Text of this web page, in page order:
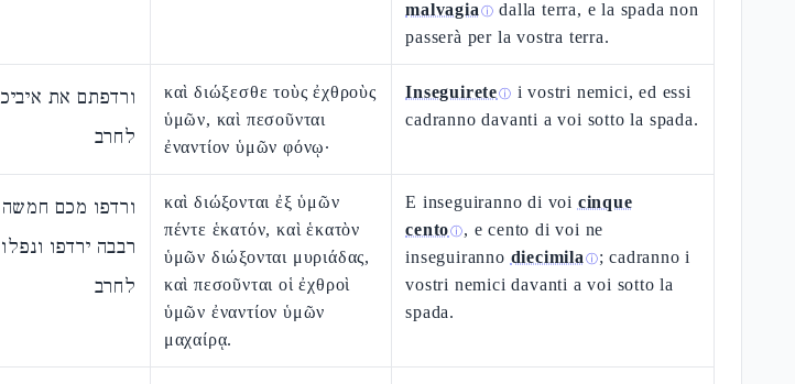
malvagia ⓘ dalla terra, e la spada non
passerà per la vostra terra.
ורדפתם את
לחרב
καὶ διώξεσθε τοὺς ἐχθροὺς
ὑμῶν, καὶ πεσοῦνται
ἐναντίον ὑμῶν φόνῳ·
Inseguireteⓘ i vostri nemici, ed essi
cadranno davanti a voi sotto la spada.
ורדפו מכם
רבבה ירדפו
לחרב
καὶ διώξονται ἐξ ὑμῶν
πέντε ἑκατόν, καὶ ἑκατὸν
ὑμῶν διώξονται μυριάδας,
καὶ πεσοῦνται οἱ ἐχθροὶ
ὑμῶν ἐναντίον ὑμῶν
μαχαίρᾳ.
E inseguiranno di voi cinque
centoⓘ, e cento di voi ne
inseguiranno diecimila ⓘ; cadranno i
vostri nemici davanti a voi sotto la
spada.